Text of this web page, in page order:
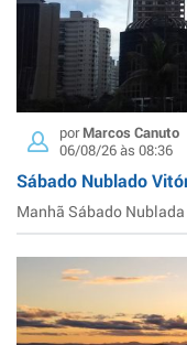
porMarcos Canuto
06/08/26 às 08:36
Sábado Nublado
Manhã Sábado